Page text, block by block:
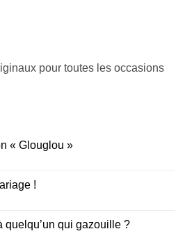
pour toutes les occasions
« Glouglou »
!
qui gazouille ?